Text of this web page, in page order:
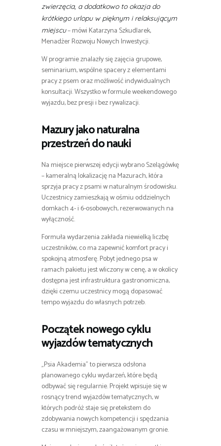
zwierzęcia, a dodatkowo to okazja do
krótkiego urlopu w pięknym i relaksującym
miejscu– mówi Katarzyna Szkudlarek,
Menadżer Rozwoju Nowych Inwestycji.
W programie znalazły się zajęcia grupowe,
seminarium, wspólne spacery z elementami
pracy z psem oraz możliwość indywidualnych
konsultacji. Wszystko w formule weekendowego
wyjazdu, bez presji i bez rywalizacji.
Mazury jako naturalna
przestrzeń do nauki
Na miejsce pierwszej edycji wybrano Szelągówkę
– kameralną lokalizację na Mazurach, która
sprzyja pracy z psami w naturalnym środowisku.
Uczestnicy zamieszkają w ośmiu oddzielnych
domkach 4- i 6-osobowych, rezerwowanych na
wyłączność.
Formuła wydarzenia zakłada niewielką liczbę
uczestników, co ma zapewnić komfort pracy i
spokojną atmosferę. Pobyt jednego psa w
ramach pakietu jest wliczony w cenę, a w okolicy
dostępna jest infrastruktura gastronomiczna,
dzięki czemu uczestnicy mogą dopasować
tempo wyjazdu do własnych potrzeb.
Początek nowego cyklu
wyjazdów tematycznych
„Psia Akademia” to pierwsza odsłona
planowanego cyklu wydarzeń, które będą
odbywać się regularnie. Projekt wpisuje się w
rosnący trend wyjazdów tematycznych, w
których podróż staje się pretekstem do
zdobywania nowych kompetencji i spędzania
czasu w mniejszym, zaangażowanym gronie.